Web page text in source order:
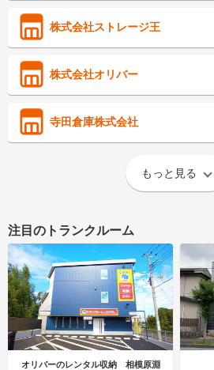
株式会社ストレージ王
株式会社オリバー
寺田倉庫株式会社
もっと見る
注目のトランクルーム
オリバーのレンタル収納 相模原淵